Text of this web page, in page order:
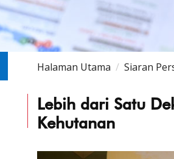
Halaman Utama Siaran
Lebih dari Satu
Kehutanan